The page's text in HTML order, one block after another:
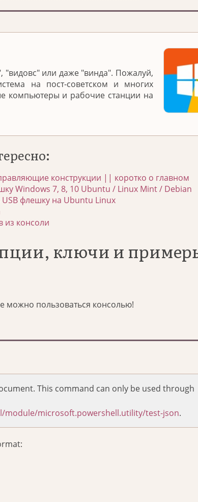
"видовс" или даже "винда". Пожалуй,
на пост-советском и многих
компьютеры и рабочие станции на
конструкции || коротко о главном
Windows 7, 8, 10 Ubuntu / Linux Mint / Debian
флешку на Ubuntu Linux
из консоли
ключи и
можно пользоваться консолью!
This command can only be used through
microsoft.powershell.utility/test-json.